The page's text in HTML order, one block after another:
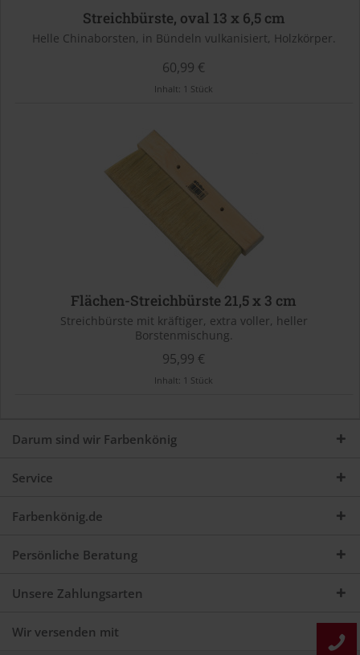
Streichbürste, oval 13 x 6,5 cm
Helle Chinaborsten, in Bündeln vulkanisiert, Holzkörper.
60,99 €
Inhalt: 1 Stück
Flächen-Streichbürste 21,5 x 3 cm
Streichbürste mit kräftiger, extra voller, heller
Borstenmischung.
95,99 €
Inhalt: 1 Stück
Darum sind wir Farbenkönig
Service
Farbenkönig.de
Persönliche Beratung
Unsere Zahlungsarten
Wir versenden mit